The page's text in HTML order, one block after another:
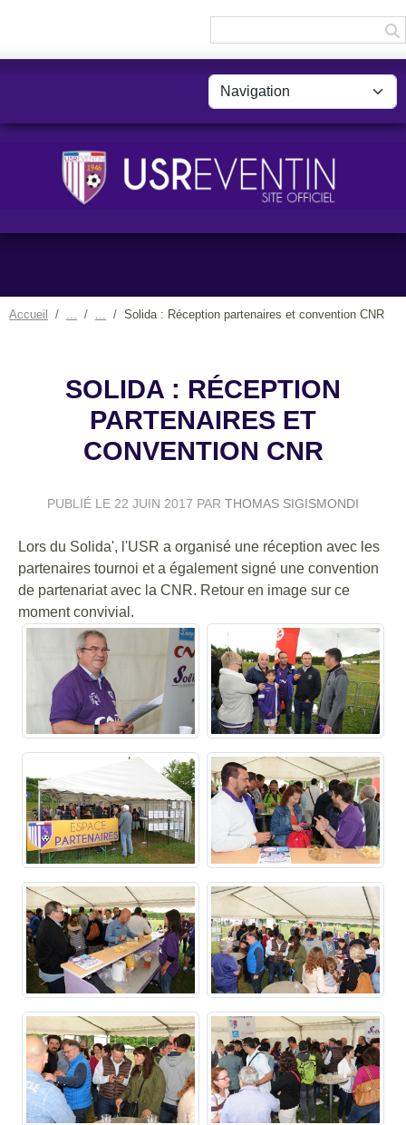
Accueil Solida : Réception partenaires et convention CNR
SOLIDA : RÉCEPTION
PARTENAIRES ET
CONVENTION CNR
PUBLIÉ LE 22 JUIN 2017 PAR THOMAS SIGISMONDI
Lors du Solida', l'USR a organisé une réception avec les
partenaires tournoi et a également signé une convention
de partenariat avec la CNR. Retour en image sur ce
moment convivial.